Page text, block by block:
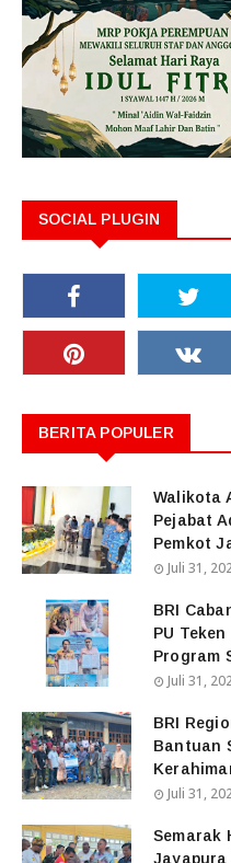
SOCIAL PLUGIN
BERITA POPULER
Walikota
Pejabat
Pemkot
Juli 31,
BRI
PU
Program
Juli 31,
BRI
Bantuan
Juli 31,
Semarak
Jayapura